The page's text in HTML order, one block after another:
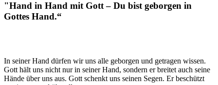
"Hand in Hand mit Gott – Du bist geborgen in
Gottes Hand.“
In seiner Hand dürfen wir uns alle geborgen und getragen wissen.
Gott hält uns nicht nur in seiner Hand, sondern er breitet auch seine
Hände über uns aus. Gott schenkt uns seinen Segen. Er beschützt